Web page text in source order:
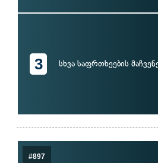
3 სხვა საფრთხეების
#897